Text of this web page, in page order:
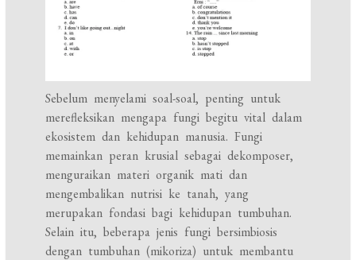
Sebelum menyelami soal-soal, penting untuk
merefleksikan mengapa fungi begitu vital dalam
ekosistem dan kehidupan manusia. Fungi
memainkan peran krusial sebagai dekomposer,
menguraikan materi organik mati dan
mengembalikan nutrisi ke tanah, yang
merupakan fondasi bagi kehidupan tumbuhan.
Selain itu, beberapa jenis fungi bersimbiosis
dengan tumbuhan (mikoriza) untuk membantu